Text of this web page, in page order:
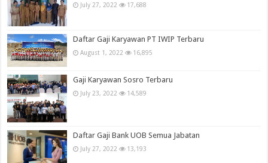
July 27, 2022 17,688
Daftar Gaji Karyawan PT IWIP Terbaru
August 1, 2022 16,895
Gaji Karyawan Sosro Terbaru
July 23, 2022 14,589
Daftar Gaji Bank UOB Semua Jabatan
July 27, 2022 13,193